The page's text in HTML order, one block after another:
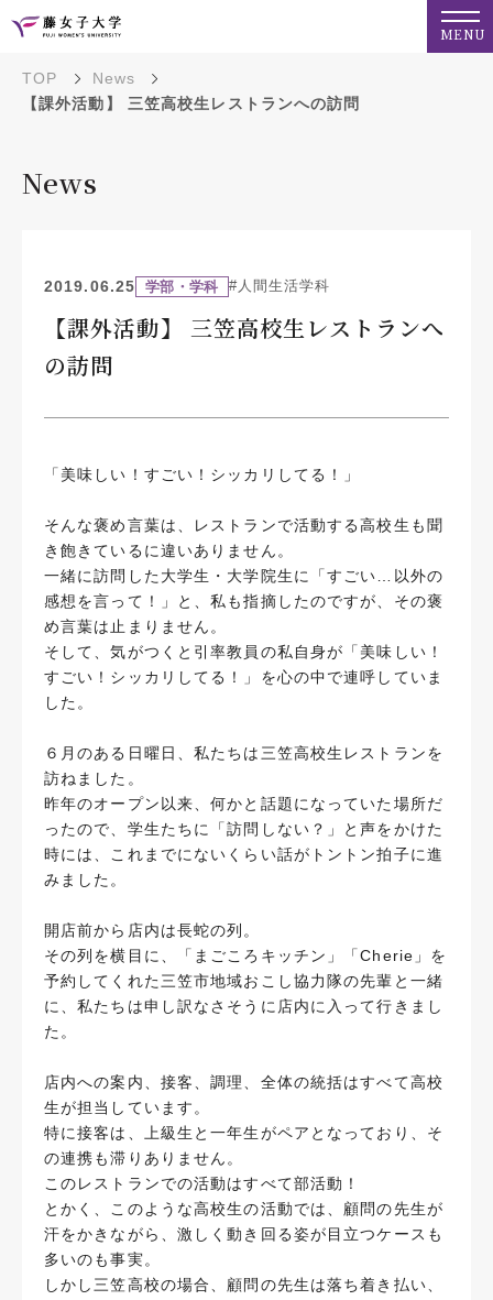
MENU
TOP
News
【課外活動】 三笠高校生レストランへの訪問
News
2019.06.25 学部・学科 #人間生活学科
【課外活動】 三笠高校生レストランへ
の訪問
「美味しい！すごい！シッカリしてる！」
そんな褒め言葉は、レストランで活動する高校生も聞
き飽きているに違いありません。
一緒に訪問した大学生・大学院生に「すごい…以外の
感想を言って！」と、私も指摘したのですが、その褒
め言葉は止まりません。
そして、気がつくと引率教員の私自身が「美味しい！
すごい！シッカリしてる！」を心の中で連呼していま
した。
６月のある日曜日、私たちは三笠高校生レストランを
訪ねました。
昨年のオープン以来、何かと話題になっていた場所だ
ったので、学生たちに「訪問しない？」と声をかけた
時には、これまでにないくらい話がトントン拍子に進
みました。
開店前から店内は長蛇の列。
その列を横目に、「まごころキッチン」「Cherie」を
予約してくれた三笠市地域おこし協力隊の先輩と一緒
に、私たちは申し訳なさそうに店内に入って行きまし
た。
店内への案内、接客、調理、全体の統括はすべて高校
生が担当しています。
特に接客は、上級生と一年生がペアとなっており、そ
の連携も滞りありません。
このレストランでの活動はすべて部活動！
とかく、このような高校生の活動では、顧問の先生が
汗をかきながら、激しく動き回る姿が目立つケースも
多いのも事実。
しかし三笠高校の場合、顧問の先生は落ち着き払い、